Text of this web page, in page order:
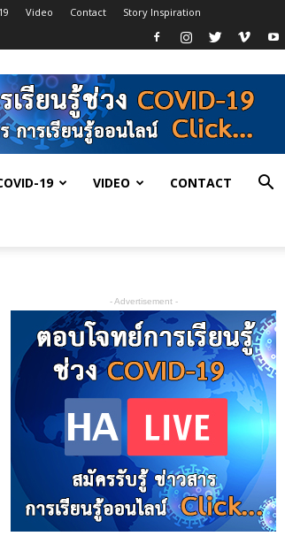
Video Contact Story Inspiration
19 VIDEO CONTACT
- Advertisement -